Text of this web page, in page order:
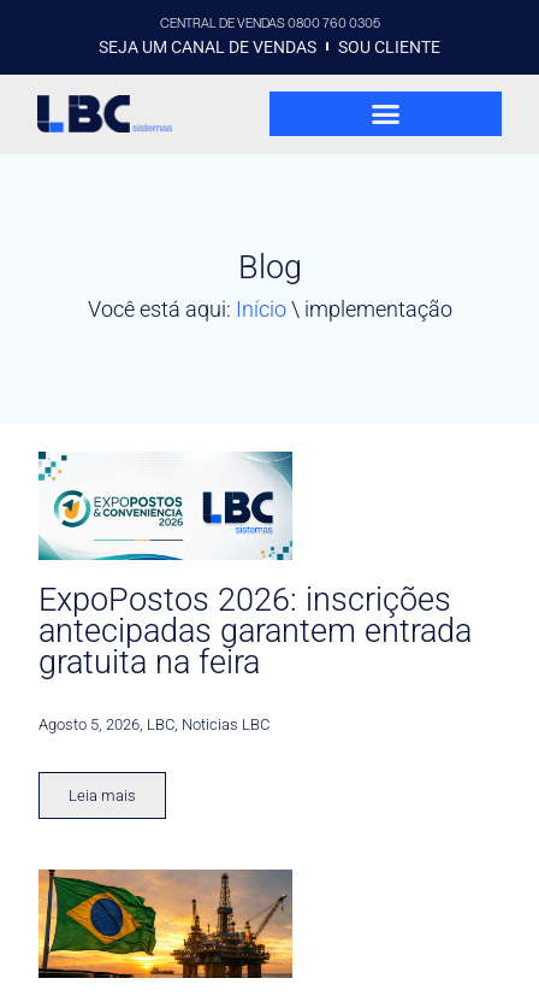
CENTRAL DE VENDAS 0800 760 0305
SEJA UM CANAL DE VENDAS SOU CLIENTE
Blog
Você está aqui: Início\ implementação
ExpoPostos 2026: inscrições
antecipadas garantem entrada
gratuita na feira
Agosto 5, 2026 LBC Noticias LBC
Leia mais